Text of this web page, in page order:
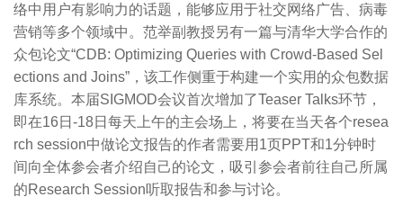
络中用户有影响力的话题，能够应用于社交网络广告、病毒
营销等多个领域中。范举副教授另有一篇与清华大学合作的
众包论文“CDB: Optimizing Queries with Crowd-Based Sel
ections and Joins”，该工作侧重于构建一个实用的众包数据
库系统。本届SIGMOD会议首次增加了Teaser Talks环节，
即在16日-18日每天上午的主会场上，将要在当天各个resea
rch session中做论文报告的作者需要用1页PPT和1分钟时
间向全体参会者介绍自己的论文，吸引参会者前往自己所属
的Research Session听取报告和参与讨论。